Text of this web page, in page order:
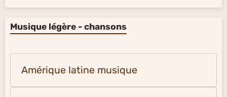
Musique légère - chansons
Amérique latine musique